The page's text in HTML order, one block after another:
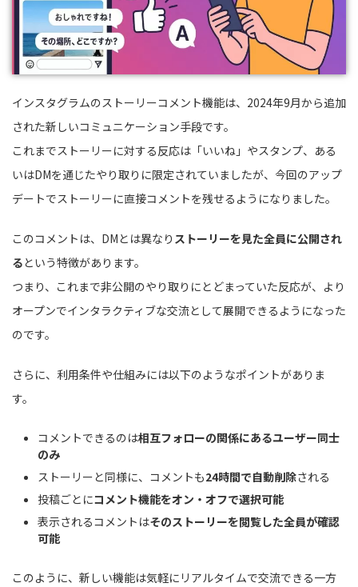
インスタグラムのストーリーコメント機能は、2024年9月から追加
された新しいコミュニケーション手段です。
これまでストーリーに対する反応は「いいね」やスタンプ、ある
いはDMを通じたやり取りに限定されていましたが、今回のアップ
デートでストーリーに直接コメントを残せるようになりました。
このコメントは、DMとは異なり ストーリーを見た全員に公開され
るという特徴があります。
つまり、これまで非公開のやり取りにとどまっていた反応が、より
オープンでインタラクティブな交流として展開できるようになった
のです。
さらに、利用条件や仕組みには以下のようなポイントがありま
す。
コメントできるのは相互フォローの関係にあるユーザー同士
のみ
ストーリーと同様に、コメントも24時間で自動削除される
投稿ごとにコメント機能をオン・オフで選択可能
表示されるコメントはそのストーリーを閲覧した全員が確認
可能
このように、新しい機能は気軽にリアルタイムで交流できる一方